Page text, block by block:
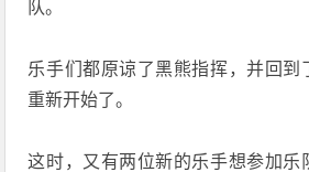
队。
乐手们都原谅了黑熊指挥，并回到
重新开始了。
这时，又有两位新的乐手想参加乐